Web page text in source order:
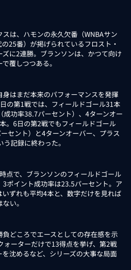
は、ハモンの永久欠番（WNBAサン
25番）が掲げられているフロスト・
に2連勝。ブランソンは、かつて向け
覆しつつある。
はまだ本来のパフォーマンスを発揮
の第1戦では、フィールドゴール31本
成功率38.7パーセント）、4ターンオー
。6日の第2戦でもフィールドゴール
セント）と4ターンオーバー、プラス
記録に終わった。
点で、ブランソンのフィールドゴール
ポイント成功率は23.5パーセント。ア
ずれも平均4本と、数字だけを見れば
い。
どころでエースとしての存在感を示
ォーターだけで13得点を挙げ、第2戦
沈めるなど、シリーズの大事な局面